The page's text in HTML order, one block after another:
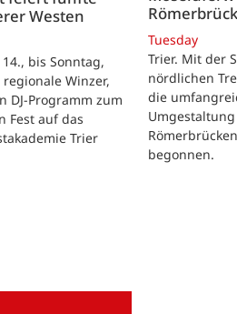
Westen
bis Sonntag,
Winzer,
DJ-Programm zum
Fest auf das
Trier
Tuesday
Trier. Mit der
nördlichen
die
begonnen.